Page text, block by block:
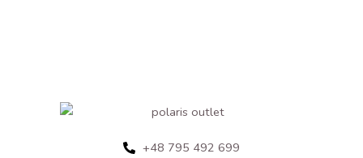
+48 795 492 699